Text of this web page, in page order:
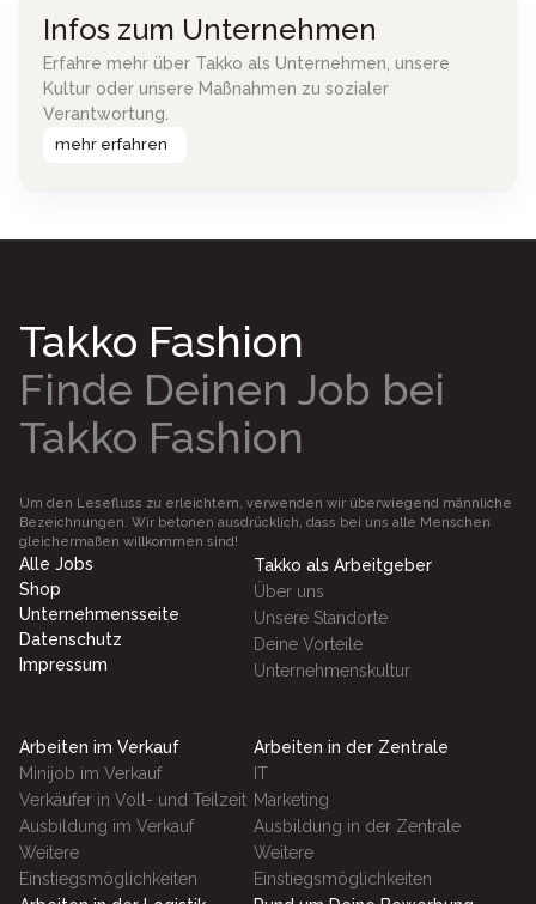
Infos zum Unternehmen
Erfahre mehr über Takko als Unternehmen, unsere
Kultur oder unsere Maßnahmen zu sozialer
Verantwortung.
mehr erfahren
Takko Fashion
Finde Deinen Job bei
Takko Fashion
Um den Lesefluss zu erleichtern, verwenden wir überwiegend männliche
Bezeichnungen. Wir betonen ausdrücklich, dass bei uns alle Menschen
gleichermaßen willkommen sind!
Alle Jobs
Shop
Unternehmensseite
Datenschutz
Impressum
Takko als Arbeitgeber
Über uns
Unsere Standorte
Deine Vorteile
Unternehmenskultur
Arbeiten im Verkauf
Minijob im Verkauf
Verkäufer in Voll- und Teilzeit
Ausbildung im Verkauf
Weitere
Einstiegsmöglichkeiten
Arbeiten in der Zentrale
IT
Marketing
Ausbildung in der Zentrale
Weitere
Einstiegsmöglichkeiten